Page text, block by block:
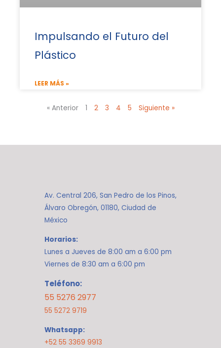
Impulsando el Futuro del
Plástico
LEER MÁS »
« Anterior 1 2 3 4 5 Siguiente »
Av. Central 206, San Pedro de los Pinos,
Álvaro Obregón, 01180, Ciudad de
México
Horarios:
Lunes a Jueves de 8:00 am a 6:00 pm
Viernes de 8:30 am a 6:00 pm
Teléfono:
55 5276 2977
55 5272 9719
Whatsapp:
+52 55 3369 9913